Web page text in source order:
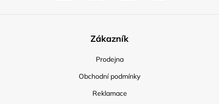
Zákazník
Prodejna
Obchodní podmínky
Reklamace